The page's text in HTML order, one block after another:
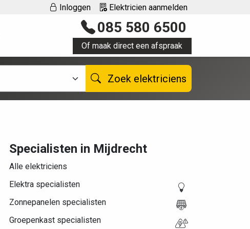
Inloggen Elektricien aanmelden
085 580 6500
Of maak direct een afspraak
Zoek elektriciens
Specialisten in Mijdrecht
Alle elektriciens
Elektra specialisten
Zonnepanelen specialisten
Groepenkast specialisten